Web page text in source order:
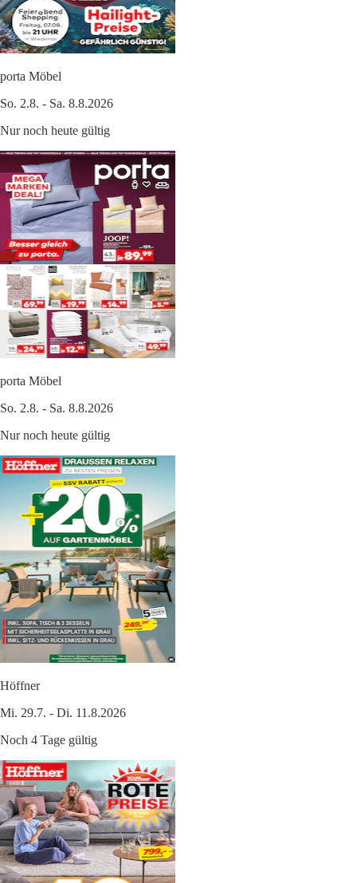
porta Möbel
So. 2.8. - Sa. 8.8.2026
Nur noch heute gültig
porta Möbel
So. 2.8. - Sa. 8.8.2026
Nur noch heute gültig
Höffner
Mi. 29.7. - Di. 11.8.2026
Noch 4 Tage gültig